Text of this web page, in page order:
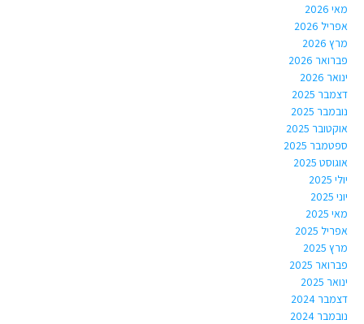
מאי 2026
אפריל 2026
מרץ 2026
פברואר 2026
ינואר 2026
דצמבר 2025
נובמבר 2025
אוקטובר 2025
ספטמבר 2025
אוגוסט 2025
יולי 2025
יוני 2025
מאי 2025
אפריל 2025
מרץ 2025
פברואר 2025
ינואר 2025
דצמבר 2024
נובמבר 2024